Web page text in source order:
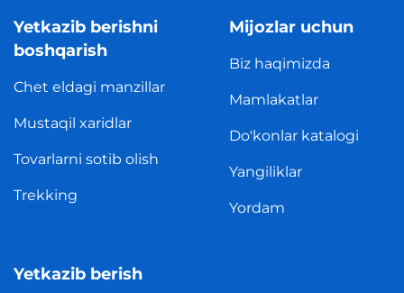
Yetkazib berishni
boshqarish
Chet eldagi manzillar
Mustaqil xaridlar
Tovarlarni sotib olish
Trekking
Mijozlar uchun
Biz haqimizda
Mamlakatlar
Do'konlar katalogi
Yangiliklar
Yordam
Yetkazib berish